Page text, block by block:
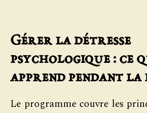
Gérer la détresse
psychologique : ce
apprend pendant
Le programme couvre les